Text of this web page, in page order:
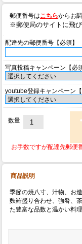
郵便番号はこちらからお
※郵便局のサイトに飛
配達先の郵便番号【必須】
写真投稿キャンペーン【必須
youtube登録キャンペーン【
数量
お手数ですが配達先郵便
商品説明
季節の焼八寸、汁物、お
麩羅盛り合わせ、強肴、
た豊富な品数と温かい料